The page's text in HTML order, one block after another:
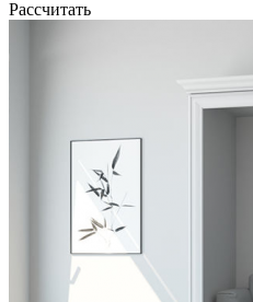
Рассчитать